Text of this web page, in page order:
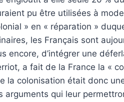
pu être utilisées à
» en « réparation »
les Français sont
encore, d’intégrer une
a fait de la France la «
la colonisation était donc
arguments qui leur